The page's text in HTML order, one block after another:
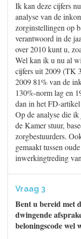
Ik kan deze cijfers
analyse van de
zorginstellingen op
verantwoord in de
over 2010 kunt u,
Wel kan ik u nu al
cijfers uit 2009 (TK
2009 81% van de
130%-norm lag en
dan in het FD-
Op de analyse die
de Kamer stuur,
zorgbestuurders.
gemaakt tussen
inwerkingtreding
Vraag 3
Bent u bereid met
dwingende
beloningscode wel